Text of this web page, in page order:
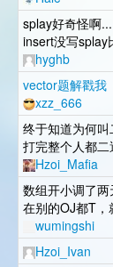
splay好奇怪啊...
insert没写splay
hyghb
vector题解戳我
xzz_666
终于知道为何叫
打完整个人都
Hzoi_Mafia
数组开小调了两
在别的OJ都T，
wumingshi
Hzoi_Ivan